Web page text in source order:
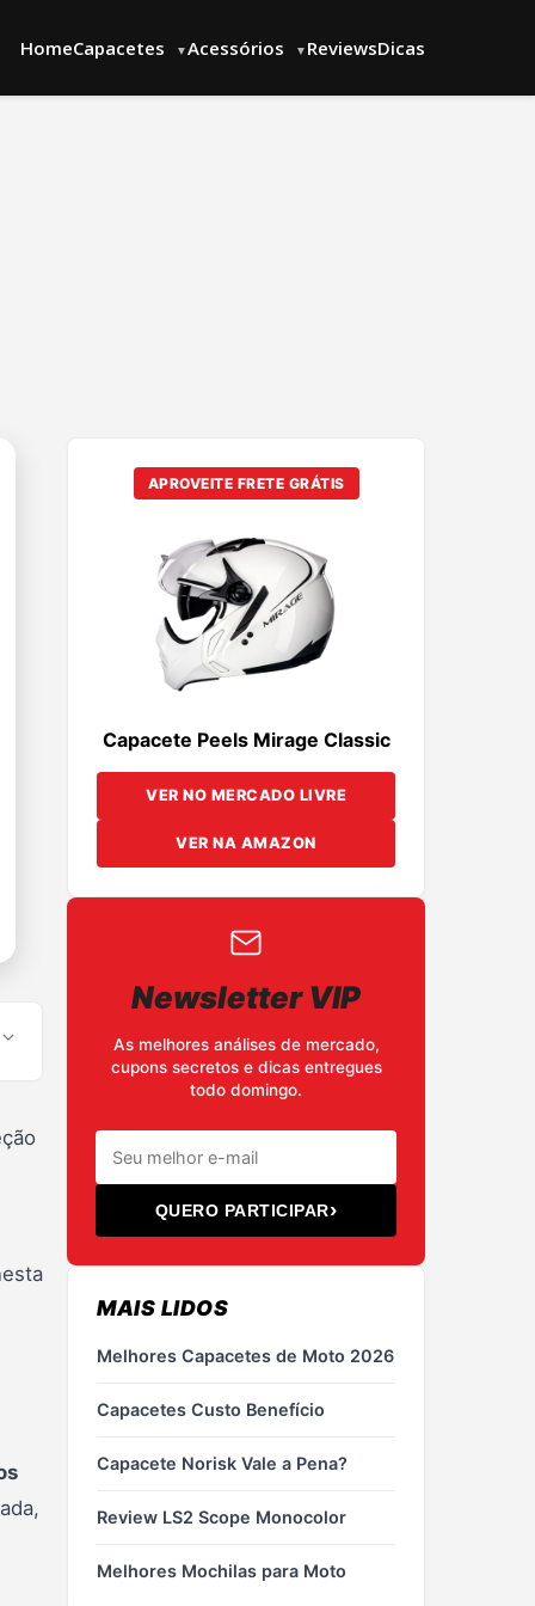
HomeCapacetes ▼Acessórios ▼ ReviewsDicas
APROVEITE FRETE GRÁTIS
Capacete Peels Mirage Classic
VER NO MERCADO LIVRE
VER NA AMAZON
Newsletter VIP
As melhores análises de mercado,
cupons secretos e dicas entregues
todo domingo.
QUERO PARTICIPAR›
MAIS LIDOS
Melhores Capacetes de Moto 2026
Capacetes Custo Benefício
Capacete Norisk Vale a Pena?
Review LS2 Scope Monocolor
Melhores Mochilas para Moto